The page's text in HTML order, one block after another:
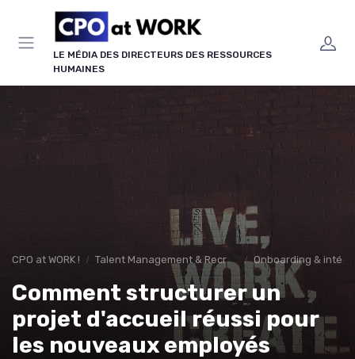
LE MÉDIA DES DIRECTEURS DES RESSOURCES
HUMAINES
CPO at WORK ! Talent Management & Recrutement Onboarding &
Comment structurer un
projet d'accueil réussi pour
les nouveaux employés
Panneau de gestion des cookies